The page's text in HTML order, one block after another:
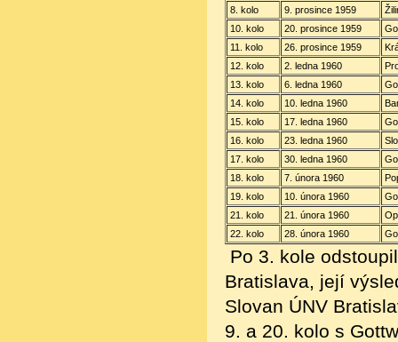
8. kolo 9. prosince 1959
10. kolo
20. prosince 1959
11. kolo
26. prosince 1959
12. kolo
2. ledna 1960
13. kolo
6. ledna 1960
14. kolo
10. ledna 1960
15. kolo
17. ledna 1960
16. kolo
23. ledna 1960
17. kolo
30. ledna 1960
18. kolo
7. února 1960
19. kolo
10. února 1960
21. kolo
21. února 1960
22. kolo
28. února 1960
Po 3. kole
Bratislava, její
Slovan ÚNV
9. a 20. kolo s